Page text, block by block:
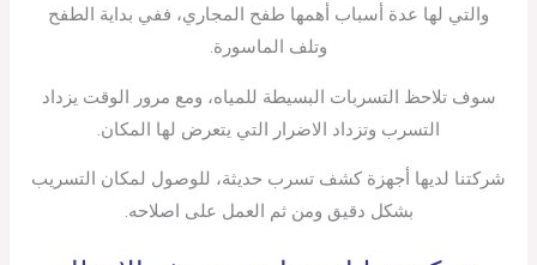
والتي لها عدة أسباب أهمها طفح المجاري، ففي بداية الطفح
وتلف الماسورة.
سوف تلاحظ التسربات البسيطة للمياه، ومع مرور الوقت يزداد
التسرب وتزداد الاضرار التي يتعرض لها المكان.
شركتنا لديها أجهزة كشف تسرب حديثة، للوصول لمكان التسريب
بشكل دقيق ومن ثم العمل على اصلاحه.